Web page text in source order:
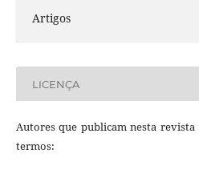
Artigos
LICENÇA
Autores que publicam nesta revista
termos: